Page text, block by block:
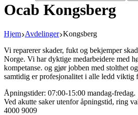
Ocab Kongsberg
Hjem Avdelinger Kongsberg
Vi reparerer skader, fukt og bekjemper
Norge. Vi har dyktige medarbeidere med
kompetanse. og gjør jobben med stolthet
samtidig er profesjonalitet i alle ledd viktig
Åpningstider: 07:00-15:00 mandag-fredag.
Ved akutte saker utenfor åpningstid, ring
4000 9009